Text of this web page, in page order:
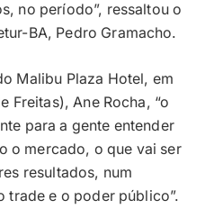
no período”, ressaltou o
BA, Pedro Gramacho.
Malibu Plaza Hotel, em
Freitas), Ane Rocha, “o
para a gente entender
o mercado, o que vai ser
resultados, num
trade e o poder público”.